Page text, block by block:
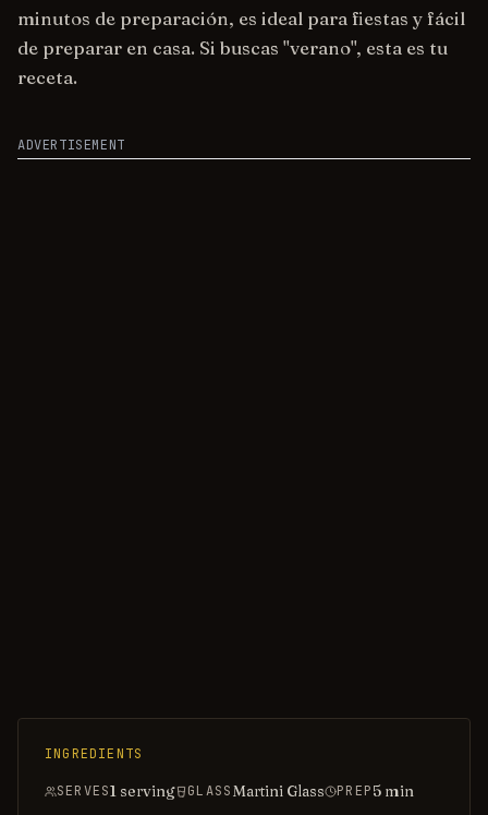
minutos de preparación, es ideal para fiestas y fácil
de preparar en casa. Si buscas "verano", esta es tu
receta.
ADVERTISEMENT
INGREDIENTS
SERVES1 serving GLASSMartini Glass PREP5 min